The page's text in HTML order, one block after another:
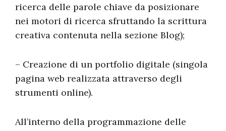
ricerca delle parole chiave da posizionare
nei motori di ricerca sfruttando la scrittura
creativa contenuta nella sezione Blog);
– Creazione di un portfolio digitale (singola
pagina web realizzata attraverso degli
strumenti online).
All’interno della programmazione delle